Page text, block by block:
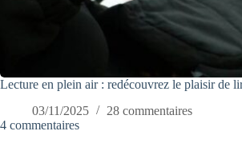
Lecture en plein air : redécouvrez le plaisir de
03/11/2025
28 commentaires
4 commentaires